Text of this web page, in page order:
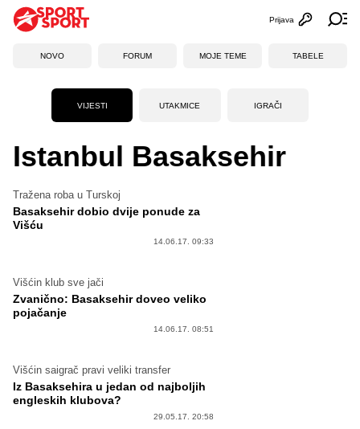
Otvori
Prijava
NOVO FORUM MOJE TEME TABELE
VIJESTI UTAKMICE IGRAČI
Istanbul Basaksehir
Tražena roba u Turskoj
Basaksehir dobio dvije ponude za
Višću
14.06.17. 09:33
Višćin klub sve jači
Zvanično: Basaksehir doveo veliko
pojačanje
14.06.17. 08:51
Višćin saigrač pravi veliki transfer
Iz Basaksehira u jedan od najboljih
engleskih klubova?
29.05.17. 20:58